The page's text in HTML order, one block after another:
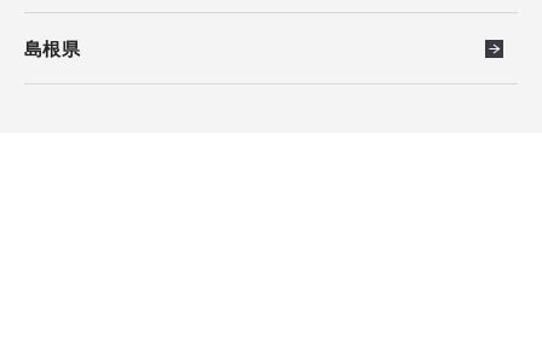
島根県